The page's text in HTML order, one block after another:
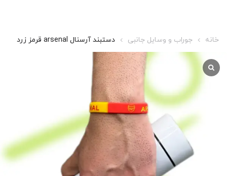
خانه جوراب و وسایل جانبی دستبند آرسنال arsenal قرمز زرد